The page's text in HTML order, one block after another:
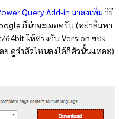
Query Add-in มาลงเพิ่ม วิธี
ก็น่าจะเจอครับ (อย่าลืมหา
64bit ให้ตรงกับ Version ของ
ย ดูว่าตัวไหนลงได้ก็ตัวนั้นแหละ)